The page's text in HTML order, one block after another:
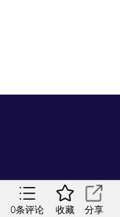
0条评论 收藏 分享